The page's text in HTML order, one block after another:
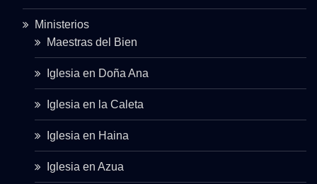
Ministerios
Maestras del Bien
Iglesia en Doña Ana
Iglesia en la Caleta
Iglesia en Haina
Iglesia en Azua